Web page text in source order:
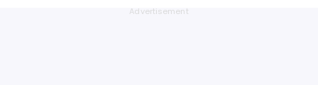
Raden Mattaher